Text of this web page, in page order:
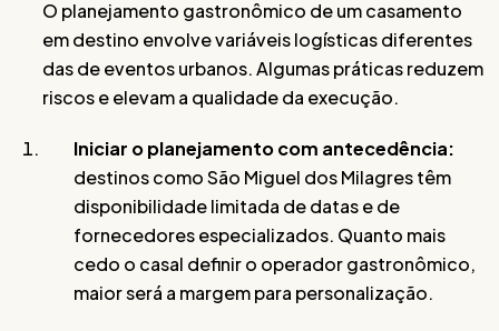
O planejamento gastronômico de um casamento
em destino envolve variáveis logísticas diferentes
das de eventos urbanos. Algumas práticas reduzem
riscos e elevam a qualidade da execução.
Iniciar o planejamento com antecedência:
destinos como São Miguel dos Milagres têm
disponibilidade limitada de datas e de
fornecedores especializados. Quanto mais
cedo o casal definir o operador gastronômico,
maior será a margem para personalização.